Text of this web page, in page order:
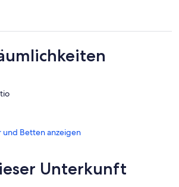
und Betten anzeigen
Unterkunft